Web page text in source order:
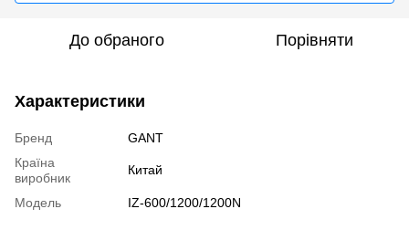
До обраного Порівняти
Характеристики
Бренд
GANT
Країна
виробник
Китай
Модель IZ-600/1200/1200N